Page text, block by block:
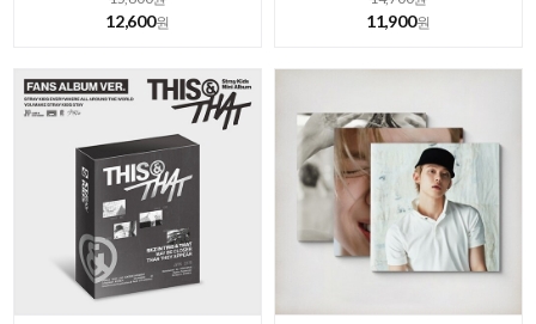
12,600원 11,900원